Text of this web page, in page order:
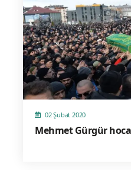
02 Şubat 2020
Mehmet Gürgür